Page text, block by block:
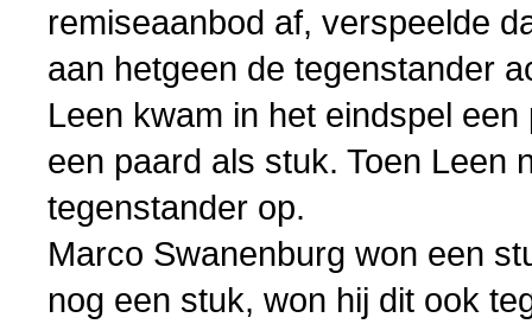
remiseaanbod af, verspeelde
aan hetgeen de tegenstander
Leen kwam in het eindspel
een paard als stuk. Toen Leen
tegenstander op.
Marco Swanenburg won een
nog een stuk, won hij dit ook